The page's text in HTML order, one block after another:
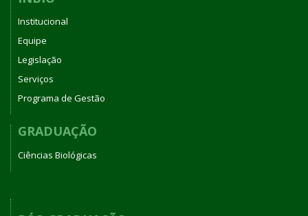
Institucional
Equipe
Legislação
Serviços
Programa de Gestão
GRADUAÇÃO
Ciências Biológicas